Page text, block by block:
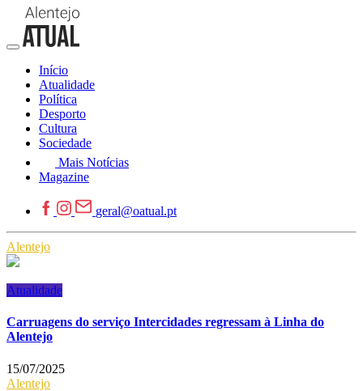
Início
Atualidade
Política
Desporto
Cultura
Sociedade
Mais Notícias
Magazine
geral@oatual.pt
Alentejo
Atualidade
Carruagens do serviço Intercidades regressam à Linha do
Alentejo
15/07/2025
Alentejo